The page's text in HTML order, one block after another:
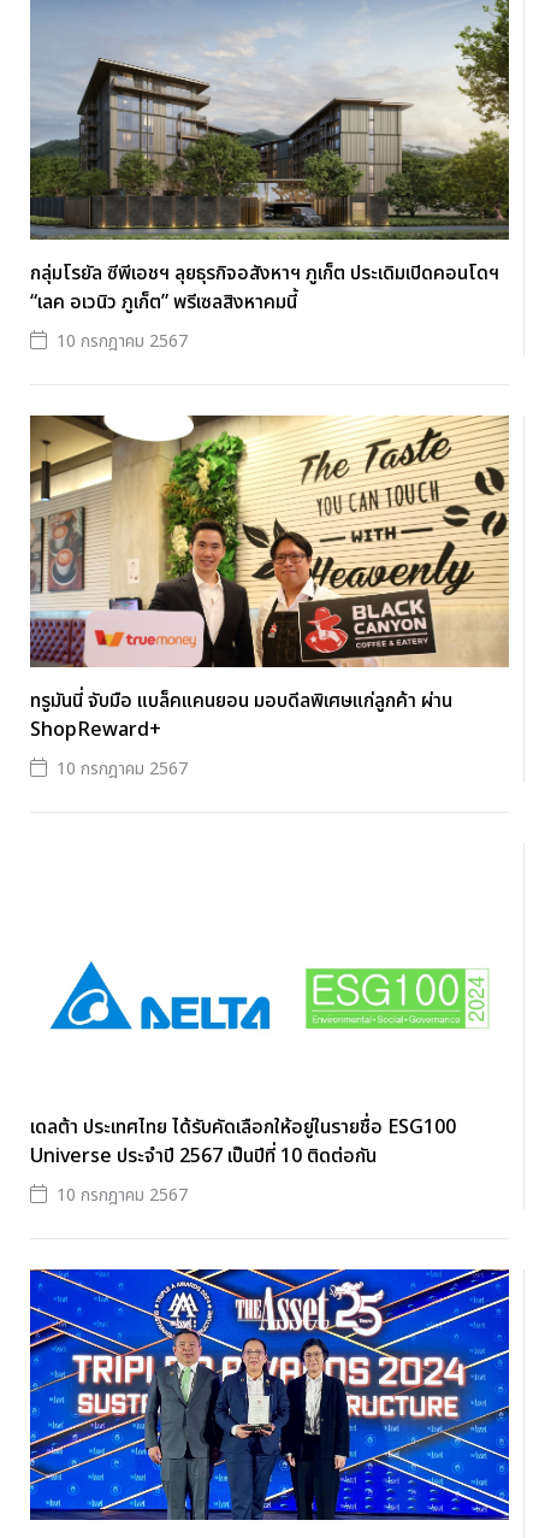
กลุ่มโรยัล ซีพีเอชฯ ลุยธุรกิจอสังหาฯ ภูเก็ต ประเดิมเปิดคอนโดฯ
“เลค อเวนิว ภูเก็ต” พรีเซลสิงหาคมนี้
10 กรกฎาคม 2567
ทรูมันนี่ จับมือ แบล็คแคนยอน มอบดีลพิเศษแก่ลูกค้า ผ่าน
ShopReward+
10 กรกฎาคม 2567
เดลต้า ประเทศไทย ได้รับคัดเลือกให้อยู่ในรายชื่อ ESG100
Universe ประจำปี 2567 เป็นปีที่ 10 ติดต่อกัน
10 กรกฎาคม 2567